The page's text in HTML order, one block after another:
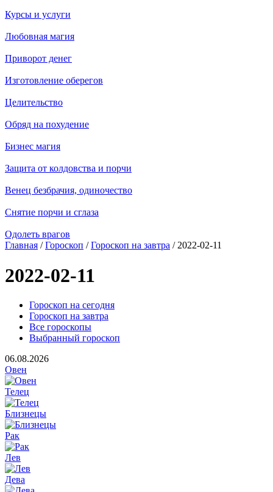
Курсы и услуги
Любовная магия
Приворот денег
Изготовление оберегов
Целительство
Обряд на похудение
Бизнес магия
Защита от колдовства и порчи
Венец безбрачия, одиночество
Снятие порчи и сглаза
Одолеть врагов
Главная /Гороскоп /Гороскоп на завтра / 2022-02-11
2022-02-11
Гороскоп на сегодня
Гороскоп на завтра
Все гороскопы
Выбранный гороскоп
06.08.2026
Овен
Телец
Близнецы
Рак
Лев
Дева